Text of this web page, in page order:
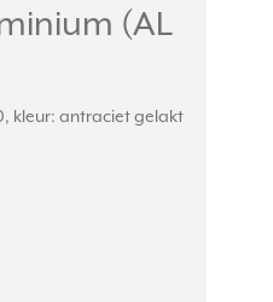
(AL
kleur: antraciet gelakt